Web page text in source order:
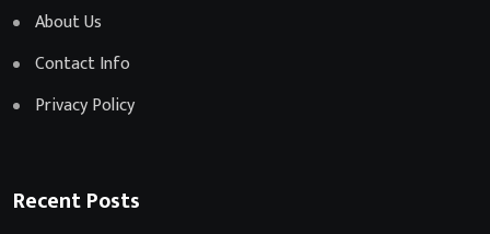
About Us
Contact Info
Privacy Policy
Recent Posts